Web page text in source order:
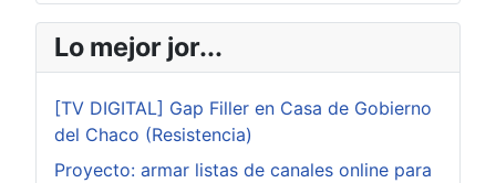
Lo mejor jor...
[TV DIGITAL] Gap Filler en Casa de Gobierno
del Chaco (Resistencia)
Proyecto: armar listas de canales online para